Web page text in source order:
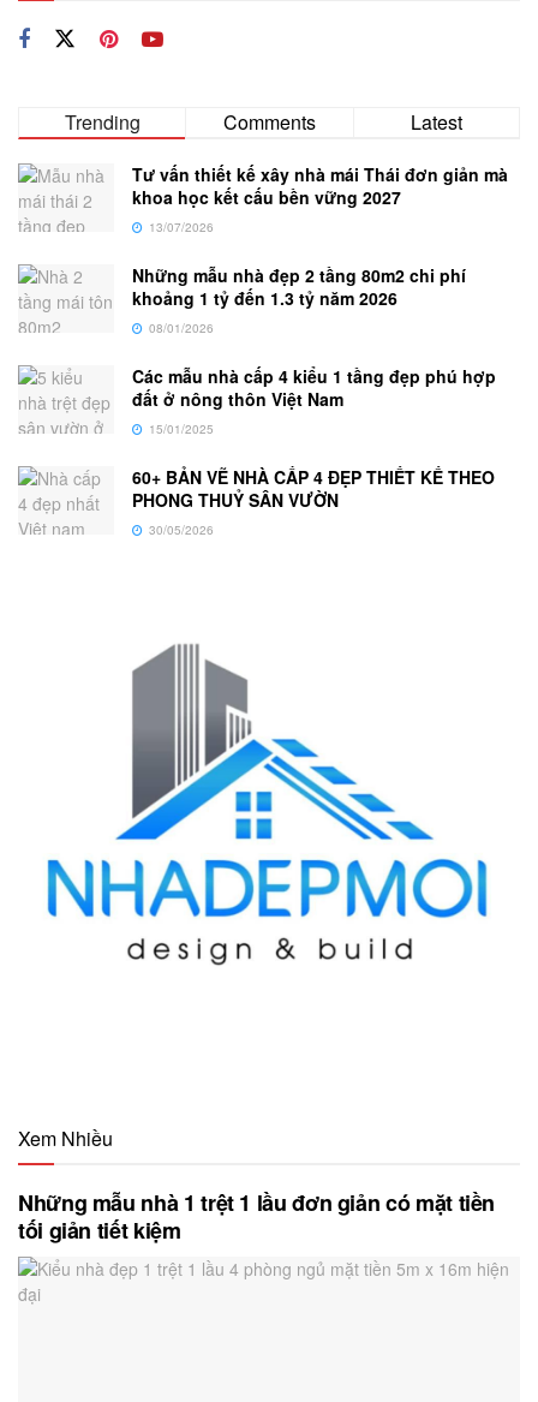
Trending Comments Latest
Tư vấn thiết kế xây nhà mái Thái đơn giản mà
khoa học kết cấu bền vững 2027
13/07/2026
Những mẫu nhà đẹp 2 tầng 80m2 chi phí
khoảng 1 tỷ đến 1.3 tỷ năm 2026
08/01/2026
Các mẫu nhà cấp 4 kiểu 1 tầng đẹp phú hợp
đất ở nông thôn Việt Nam
15/01/2025
60+ BẢN VẼ NHÀ CẤP 4 ĐẸP THIẾT KẾ THEO
PHONG THUỶ SÂN VƯỜN
30/05/2026
Xem Nhiều
Những mẫu nhà 1 trệt 1 lầu đơn giản có mặt tiền
tối giản tiết kiệm